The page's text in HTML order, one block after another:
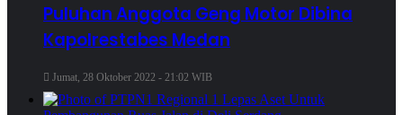
Puluhan Anggota Geng Motor Dibina
Kapolrestabes Medan
Jumat, 28 Oktober 2022 - 21:02 WIB